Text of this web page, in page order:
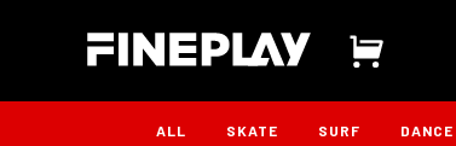
ALL SKATE SURF DANCE